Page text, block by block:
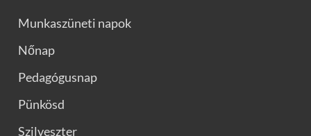
Munkaszüneti napok
Nőnap
Pedagógusnap
Pünkösd
Szilveszter